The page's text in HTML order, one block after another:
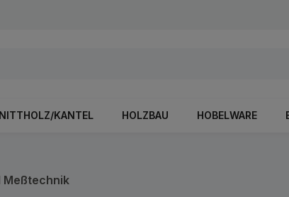
KANTEL HOLZBAU HOBELWARE
Meßtechnik